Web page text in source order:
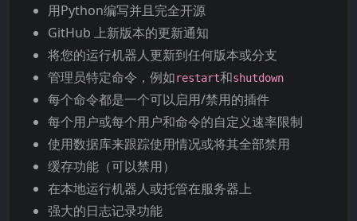
用Python编写并且完全开源
GitHub 上新版本的更新通知
将您的运行机器人更新到任何版本或分支
管理员特定命令，例如restart和shutdown
每个命令都是一个可以启用/禁用的插件
每个用户或每个用户和命令的自定义速率限制
使用数据库来跟踪使用情况或将其全部禁用
缓存功能（可以禁用）
在本地运行机器人或托管在服务器上
强大的日志记录功能